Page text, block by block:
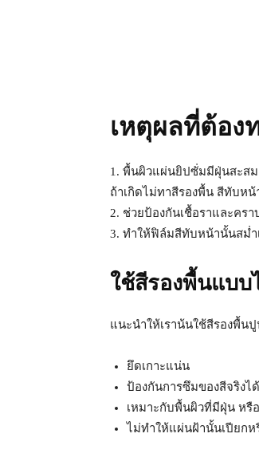
เหตุผลที่ต้อง
1. พื้นผิวแผ่นยิปซั่มมีฝุ่นสะสม
ถ้าเกิดไม่ทาสีรองพื้น สีทับห
2. ช่วยป้องกันเชื้อราและครา
3. ทำให้ฟิล์มสีทับหน้านั้นสม่
ใช้สีรองพื้นแบบ
แนะนำให้เราน้นใช้สีรองพื้น
ยึดเกาะแน่น
ป้องกันการซึมของสีจริงได้
เหมาะกับพื้นผิวที่มีฝุ่น หรื
ไม่ทำให้แผ่นฝ้านั้นเปียก